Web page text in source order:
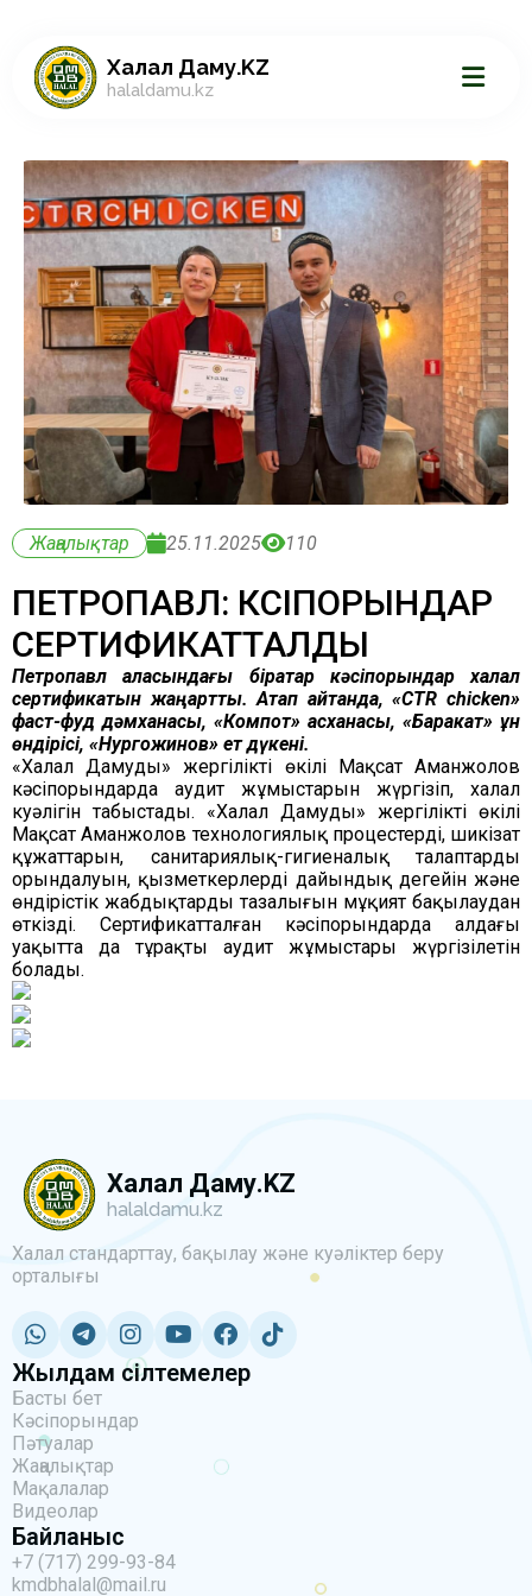
Халал Даму.KZ
halaldamu.kz
Жаңалықтар 25.11.2025 110
ПЕТРОПАВЛ: КӘСІПОРЫНДАР
СЕРТИФИКАТТАЛДЫ
Петропавл қаласындағы бірқатар кәсіпорындар халал
сертификатын жаңартты. Атап айтқанда, «CTR chicken»
фаст-фуд дәмханасы, «Компот» асханасы, «Баракат» ұн
өндірісі, «Нургожинов» ет дүкені.
«Халал Дамудың» жергілікті өкілі Мақсат Аманжолов
кәсіпорындарда аудит жұмыстарын жүргізіп, халал
куәлігін табыстады. «Халал Дамудың» жергілікті өкілі
Мақсат Аманжолов технологиялық процестерді, шикізат
құжаттарын, санитариялық-гигиеналық талаптардың
орындалуын, қызметкерлердің дайындық деңгейін және
өндірістік жабдықтардың тазалығын мұқият бақылаудан
өткізді. Сертификатталған кәсіпорындарда алдағы
уақытта да тұрақты аудит жұмыстары жүргізілетін
болады.
Халал Даму.KZ
halaldamu.kz
Халал стандарттау, бақылау және куәліктер беру
орталығы
Жылдам сілтемелер
Басты бет
Кәсіпорындар
Пәтуалар
Жаңалықтар
Мақалалар
Видеолар
Байланыс
+7 (717) 299-93-84
kmdbhalal@mail.ru